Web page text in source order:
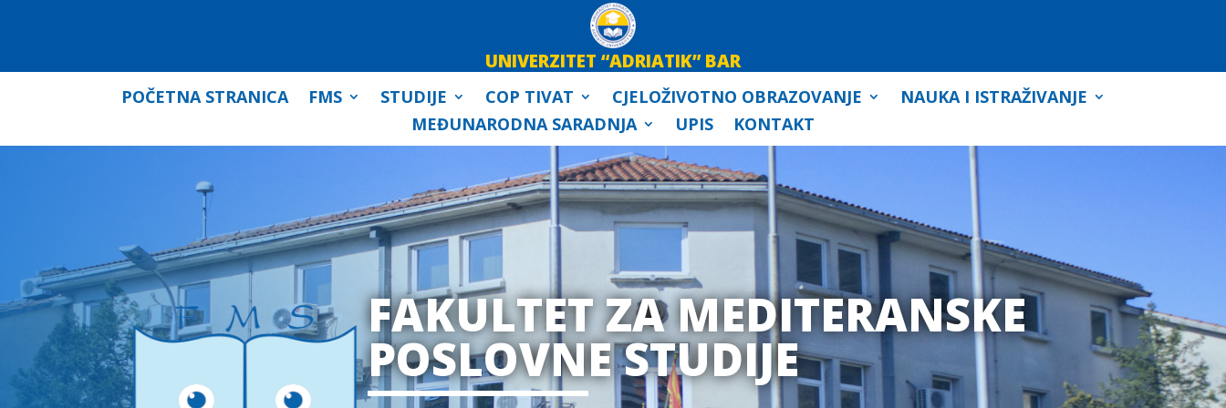
UNIVERZITET “ADRIATIK” BAR
POČETNA STRANICA FMS STUDIJE COP TIVAT CJELOŽIVOTNO OBRAZOVANJE
NAUKA I ISTRAŽIVANJE
MEĐUNARODNA SARADNJA
UPIS KONTAKT
FAKULTET ZA MEDITERANSKE
POSLOVNE STUDIJE